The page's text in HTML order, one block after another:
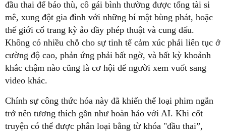
đầu thai để báo thù, cô gái bình thường được tổng tài si
mê, xung đột gia đình với những bí mật bùng phát, hoặc
thế giới cổ trang kỳ ảo đầy phép thuật và cung đấu.
Không có nhiều chỗ cho sự tinh tế cảm xúc phải liên tục ở
cường độ cao, phản ứng phải bất ngờ, và bất kỳ khoảnh
khắc chậm nào cũng là cơ hội để người xem vuốt sang
video khác.
Chính sự công thức hóa này đã khiến thể loại phim ngắn
trở nên tương thích gần như hoàn hảo với AI. Khi cốt
truyện có thể được phân loại bằng từ khóa "đầu thai”,